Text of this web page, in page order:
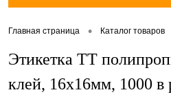
Главная страница • Каталог товаров
Этикетка ТТ
клей, 16х16мм, 1000 в